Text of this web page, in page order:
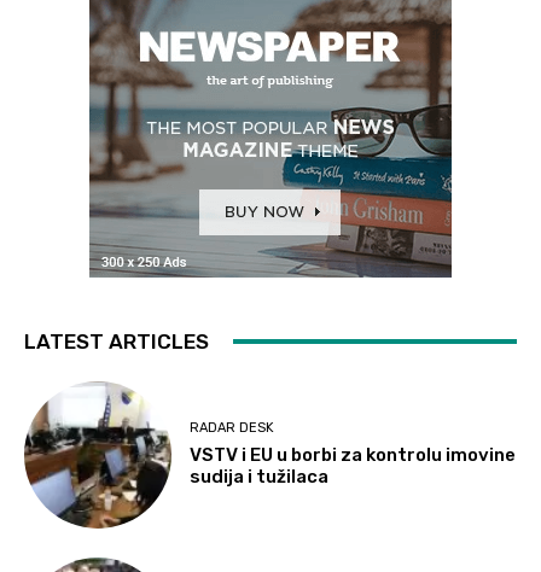
LATEST ARTICLES
RADAR DESK
VSTV i EU u borbi za kontrolu imovine
sudija i tužilaca